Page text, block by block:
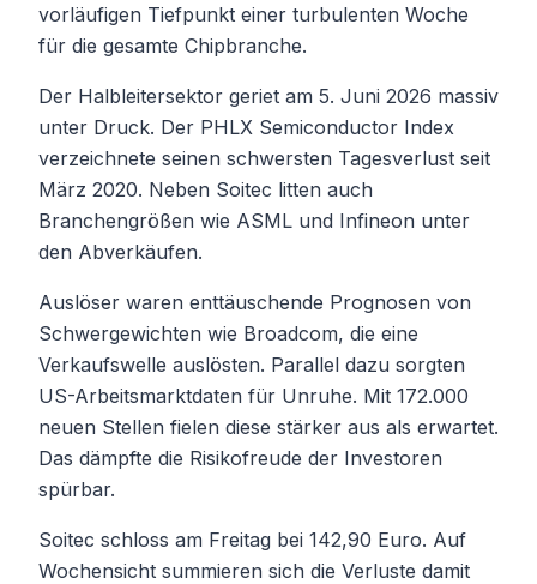
vorläufigen Tiefpunkt einer turbulenten Woche
für die gesamte Chipbranche.
Der Halbleitersektor geriet am 5. Juni 2026 massiv
unter Druck. Der PHLX Semiconductor Index
verzeichnete seinen schwersten Tagesverlust seit
März 2020. Neben Soitec litten auch
Branchengrößen wie ASML und Infineon unter
den Abverkäufen.
Auslöser waren enttäuschende Prognosen von
Schwergewichten wie Broadcom, die eine
Verkaufswelle auslösten. Parallel dazu sorgten
US-Arbeitsmarktdaten für Unruhe. Mit 172.000
neuen Stellen fielen diese stärker aus als erwartet.
Das dämpfte die Risikofreude der Investoren
spürbar.
Soitec schloss am Freitag bei 142,90 Euro. Auf
Wochensicht summieren sich die Verluste damit